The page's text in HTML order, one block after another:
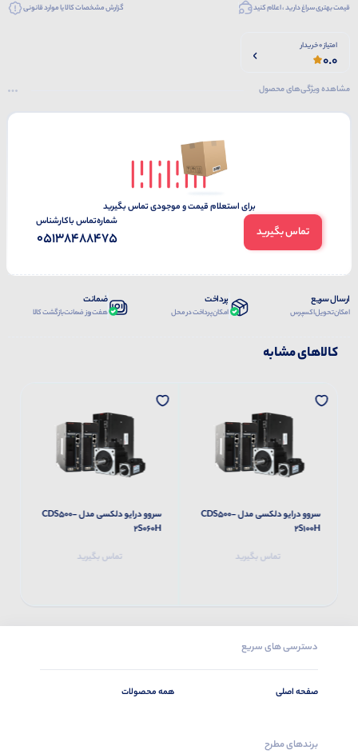
قیمت بهتری سراغ دارید ، اعلام کنید گزارش مشخصات کالا یا موارد قانونی
امتیاز 0 خریدار
0.0
مشاهده ویژگی‌های محصول
برای استعلام قیمت و موجودی تماس بگیرید
تماس بگیرید
شماره‌تماس‌ با‌کارشناس
05138488475
ارسال سریع
امکان تحویل اکسپرس
پرداخت
امکان پرداخت در محل
ضمانت
هفت روز ضمانت بازگشت کالا
کالاهای مشابه
سروو درایو دلکسی مدل CDS500-
2S100H
تماس بگیرید
سروو درایو دلکسی مدل CDS500-
2S060H
تماس بگیرید
دسترسی های سریع
صفحه اصلی همه محصولات
برندهای مطرح